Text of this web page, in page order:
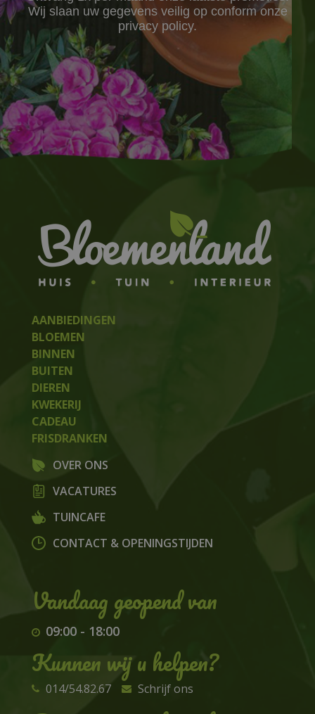
Wij slaan uw gegevens veilig op conform onze
privacy policy.
AANBIEDINGEN
BLOEMEN
BINNEN
BUITEN
DIEREN
KWEKERIJ
CADEAU
FRISDRANKEN
OVER ONS
VACATURES
TUINCAFE
CONTACT & OPENINGSTIJDEN
09:00- 18:00
Kunnen wij u helpen?
014/54.82.67 Schrijf ons